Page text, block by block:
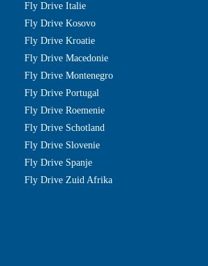
Fly Drive Italie
Fly Drive Kosovo
Fly Drive Kroatie
Fly Drive Macedonie
Fly Drive Montenegro
Fly Drive Portugal
Fly Drive Roemenie
Fly Drive Schotland
Fly Drive Slovenie
Fly Drive Spanje
Fly Drive Zuid Afrika